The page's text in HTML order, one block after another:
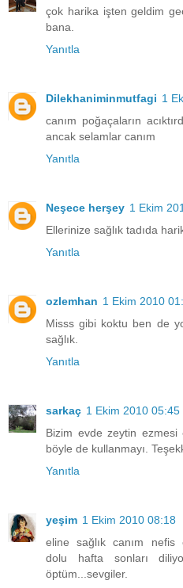
çok harika işten geldim
bana.
Yanıtla
Dilekhaniminmutfagi 1
canım poğaçaların
ancak selamlar canım
Yanıtla
Neşece herşey 1 Ekim
Ellerinize sağlık tadıda
Yanıtla
ozlemhan 1 Ekim 2010
Misss gibi koktu ben de
sağlık.
Yanıtla
sarkaç 1 Ekim 2010 05:45
Bizim evde zeytin ezmesi
böyle de kullanmayı.
Yanıtla
yeşim 1 Ekim 2010 08:18
eline sağlık canım nefis
dolu hafta sonları
öptüm...sevgiler.